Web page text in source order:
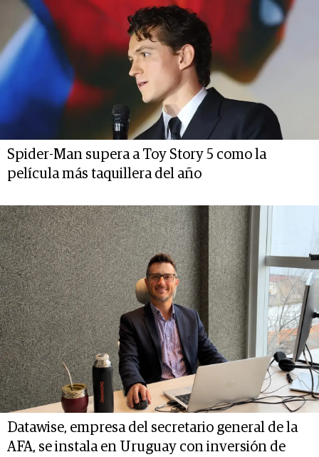
Spider-Man supera a Toy Story 5 como la
película más taquillera del año
Datawise, empresa del secretario general de la
AFA, se instala en Uruguay con inversión de